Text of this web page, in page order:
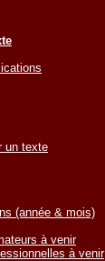
un texte
(année & mois)
à venir
à venir